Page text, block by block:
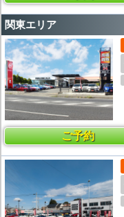
関東エリア
ご予約